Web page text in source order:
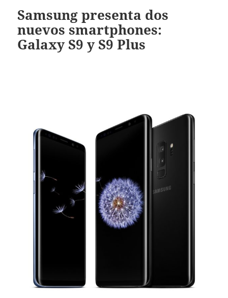
Samsung presenta dos
nuevos smartphones:
Galaxy S9 y S9 Plus